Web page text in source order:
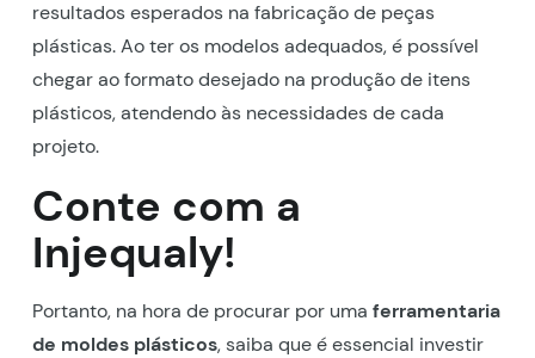
resultados esperados na fabricação de peças
plásticas. Ao ter os modelos adequados, é possível
chegar ao formato desejado na produção de itens
plásticos, atendendo às necessidades de cada
projeto.
Conte com a
Injequaly!
Portanto, na hora de procurar por uma ferramentaria
de moldes plásticos, saiba que é essencial investir